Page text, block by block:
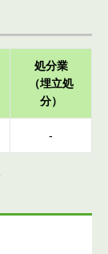
処分業
（埋立処
分）
-